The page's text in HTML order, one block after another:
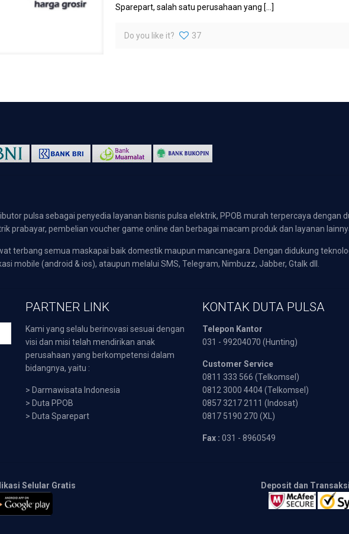
Sparepart, salah satu perusahaan yang […]
Do you like it? 37
pulsa sebagai penyedia layanan bisnis pulsa elektrik, PPOB murah terpercaya dengan
prabayar, pembelian voucher game online dan berbagai macam produk dan layanan
terbang semua maskapai baik domestik maupun mancanegara. Dengan didukung
mobile (android & ios), ataupun melalui SMS, Telegram, Nimbuzz, Jabber, Gtalk dll.
PARTNER LINK
Kami yang selalu berinovasi sesuai dengan
visi dan misi telah mendirikan anak
perusahaan yang berkompetensi dalam
bidangnya, yaitu :
> Darmawisata Indonesia
> Duta PPOB
> Duta Sparepart
KONTAK DUTA PULSA
Telepon Kantor
031 - 99204070 (Hunting)
Customer Service
0811 333 566 (Telkomsel)
0812 3000 4404 (Telkomsel)
0857 3217 2111 (Indosat)
0817 5190 270 (XL)
Fax : 031 - 8960549
Selular Gratis Deposit dan